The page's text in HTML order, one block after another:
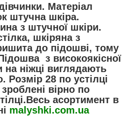
Матеріал
штучна шкіра.
з штучної шкіри.
шкіряна з
до підошві, тому
з високоякісної
на ніжці виглядають
Розмір 28 по устілці
вірно по
асортимент в
malyshki.com.ua